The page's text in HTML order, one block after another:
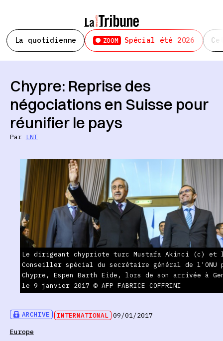
La quotidienne ZOOM Spécial été 2026
ARCHIVE INTERNATIONAL 09/01/2017
Europe
Chypre: Reprise des
négociations en Suisse pour
réunifier le pays
Par LNT
Le dirigeant chypriote turc Mustafa Akinci (c) et
Conseiller spécial du secrétaire général de l'ONU
Chypre, Espen Barth Eide, lors de son arrivée à
le 9 janvier 2017 © AFP FABRICE COFFRINI